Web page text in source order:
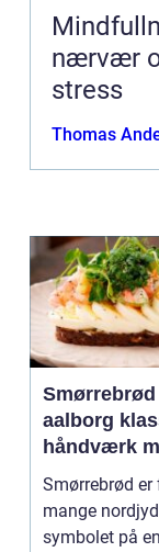
nærvær
stress
Thomas
Smørrebrød
aalborg klassisk
håndværk
moderne
Smørrebrød er
mange
symbolet på